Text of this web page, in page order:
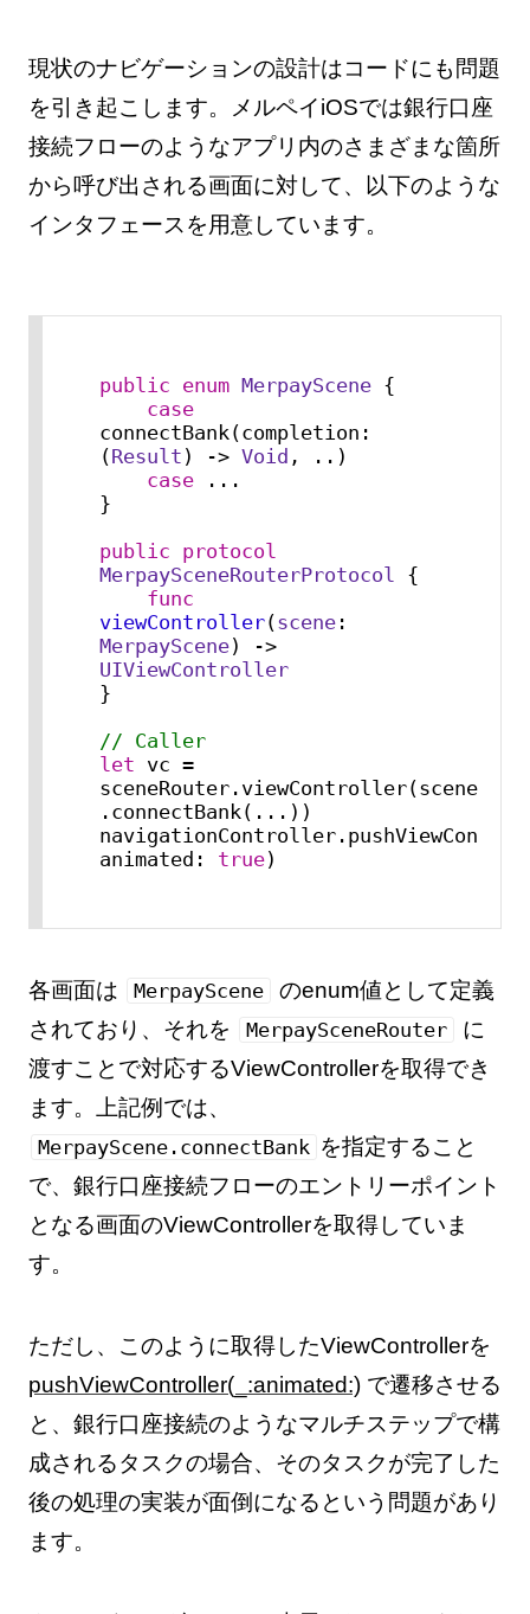
現状のナビゲーションの設計はコードにも問題
を引き起こします。メルペイiOSでは銀行口座
接続フローのようなアプリ内のさまざまな箇所
から呼び出される画面に対して、以下のような
インタフェースを用意しています。
public enum MerpayScene {
case
connectBank(completion:
(Result ) -> Void , .. )
case
...
}
public protocol
MerpaySceneRouterProtocol
{
func
viewController(scene
MerpayScene
) ->
UIViewController
}
// Caller
let vc =
sceneRouter.viewController(scene:
.connectBank( ... ))
animated: true)
各画面は MerpayScene
のenum値として定義
されており、それを
MerpaySceneRouter
に
渡すことで対応するViewControllerを取得でき
ます。上記例では、
MerpayScene.connectBank を指定すること
で、銀行口座接続フローのエントリーポイント
となる画面のViewControllerを取得していま
す。
ただし、このように取得したViewControllerを
pushViewController(_:animated:)で遷移させる
と、銀行口座接続のようなマルチステップで構
成されるタスクの場合、そのタスクが完了した
後の処理の実装が面倒になるという問題があり
ます。